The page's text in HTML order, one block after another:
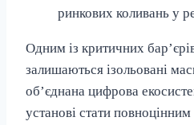
ринкових коливань у
Одним із критичних
залишаються ізольовані
об’єднана цифрова
установі стати